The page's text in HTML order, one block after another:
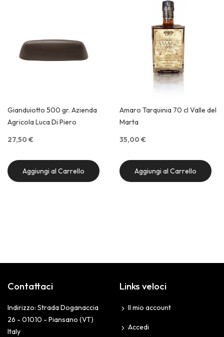
Gianduiotto 500 gr. Azienda
Agricola Luca Di Piero
27,50 €
Aggiungi al Carrello
Amaro Tarquinia 70 cl Valle del
Marta
35,00 €
Aggiungi al Carrello
Contattaci
Indirizzo: Strada Doganaccia
26 - 01010 - Piansano (VT)
Italy
Links veloci
Il mio account
Accedi